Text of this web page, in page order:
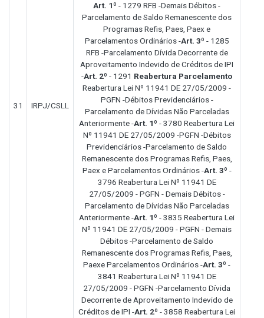
31 IRPJ/CSLL
Art. 1º - 1279 RFB -Demais Débitos -
Parcelamento de Saldo Remanescente dos
Programas Refis, Paes, Paex e
Parcelamentos Ordinários -Art. 3º - 1285
RFB -Parcelamento Dívida Decorrente de
Aproveitamento Indevido de Créditos de IPI
-Art. 2º - 1291 Reabertura Parcelamento
Reabertura Lei Nº 11941 DE 27/05/2009 -
PGFN -Débitos Previdenciários -
Parcelamento de Dívidas Não Parceladas
Anteriormente -Art. 1º - 3780 Reabertura Lei
Nº 11941 DE 27/05/2009 -PGFN -Débitos
Previdenciários -Parcelamento de Saldo
Remanescente dos Programas Refis, Paes,
Paex e Parcelamentos Ordinários -Art. 3º -
3796 Reabertura Lei Nº 11941 DE
27/05/2009 - PGFN - Demais Débitos -
Parcelamento de Dívidas Não Parceladas
Anteriormente -Art. 1º - 3835 Reabertura Lei
Nº 11941 DE 27/05/2009 - PGFN - Demais
Débitos -Parcelamento de Saldo
Remanescente dos Programas Refis, Paes,
Paexe Parcelamentos Ordinários -Art. 3º -
3841 Reabertura Lei Nº 11941 DE
27/05/2009 - PGFN -Parcelamento Dívida
Decorrente de Aproveitamento Indevido de
Créditos de IPI -Art. 2º - 3858 Reabertura Lei